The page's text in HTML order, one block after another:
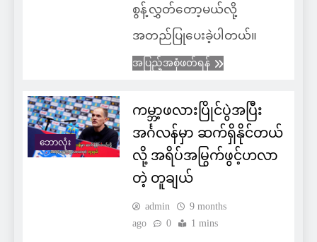
စွန့်လွှတ်တော့မယ်လို့
အတည်ပြုပေးခဲ့ပါတယ်။
အပြည့်အစုံဖတ်ရန်
ဘောလုံး
ကမ္ဘာ့ဖလားပြိုင်ပွဲအပြီး
အင်္ဂလန်မှာ ဆက်ရှိနိုင်တယ်
လို့ အရိပ်အမြွက်ဖွင့်ဟလာ
တဲ့ တူချယ်
admin
9 months
ago
0 1 mins